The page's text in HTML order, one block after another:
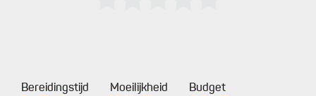
Bereidingstijd
Moeilijkheid
Budget